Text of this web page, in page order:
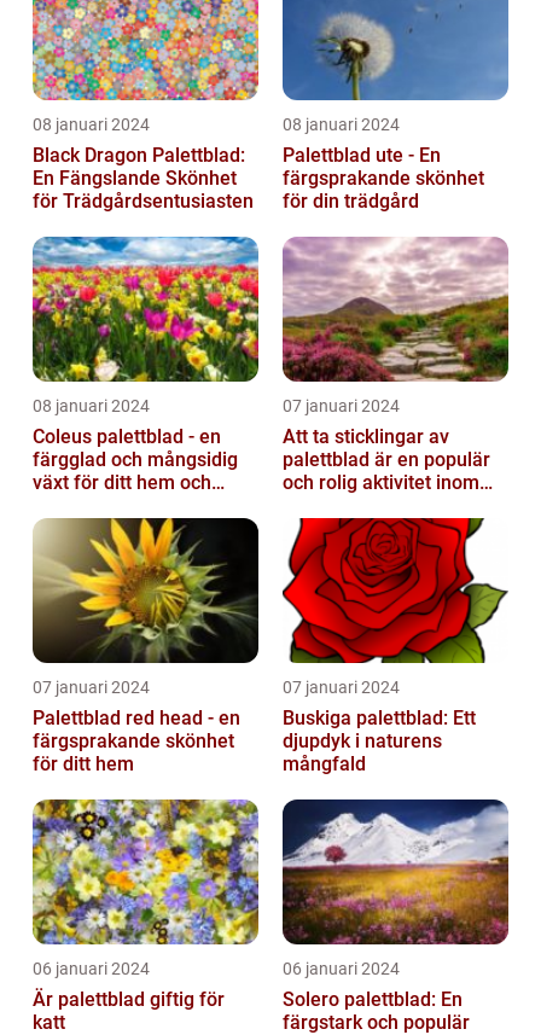
08 januari 2024
Black Dragon Palettblad:
En Fängslande Skönhet
för Trädgårdsentusiasten
08 januari 2024
Palettblad ute - En
färgsprakande skönhet
för din trädgård
08 januari 2024
Coleus palettblad - en
färgglad och mångsidig
växt för ditt hem och
07 januari 2024
Att ta sticklingar av
palettblad är en populär
och rolig aktivitet inom
07 januari 2024
Palettblad red head - en
färgsprakande skönhet
för ditt hem
07 januari 2024
Buskiga palettblad: Ett
djupdyk i naturens
mångfald
06 januari 2024
Är palettblad giftig för
katt
06 januari 2024
Solero palettblad: En
färgstark och populär